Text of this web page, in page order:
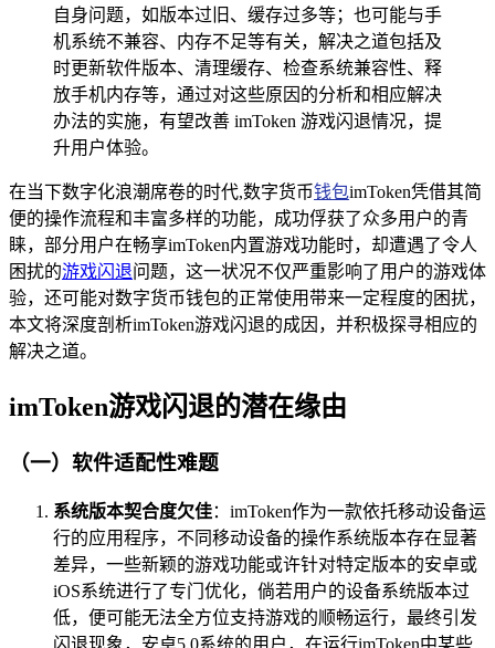
自身问题，如版本过旧、缓存过多等；也可能与手
机系统不兼容、内存不足等有关，解决之道包括及
时更新软件版本、清理缓存、检查系统兼容性、释
放手机内存等，通过对这些原因的分析和相应解决
办法的实施，有望改善 imToken 游戏闪退情况，提
升用户体验。
在当下数字化浪潮席卷的时代,数字货币钱包imToken凭借其简
便的操作流程和丰富多样的功能，成功俘获了众多用户的青
睐，部分用户在畅享imToken内置游戏功能时，却遭遇了令人
困扰的游戏闪退问题，这一状况不仅严重影响了用户的游戏体
验，还可能对数字货币钱包的正常使用带来一定程度的困扰，
本文将深度剖析imToken游戏闪退的成因，并积极探寻相应的
解决之道。
imToken游戏闪退的潜在缘由
（一）软件适配性难题
系统版本契合度欠佳：imToken作为一款依托移动设备运
行的应用程序，不同移动设备的操作系统版本存在显著
差异，一些新颖的游戏功能或许针对特定版本的安卓或
iOS系统进行了专门优化，倘若用户的设备系统版本过
低，便可能无法全方位支持游戏的顺畅运行，最终引发
闪退现象，安卓5.0系统的用户，在运行imToken中某些